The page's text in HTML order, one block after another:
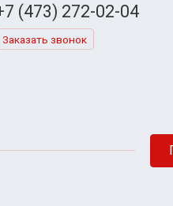
(473) 272-02-04
Заказать звонок